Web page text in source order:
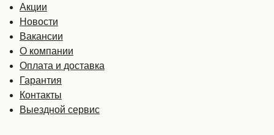
Акции
Новости
Вакансии
О компании
Оплата и доставка
Гарантия
Контакты
Выездной сервис